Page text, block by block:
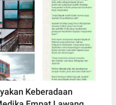
Keberadaan